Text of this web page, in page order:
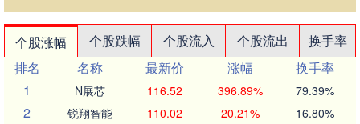
个股涨幅 个股跌幅 个股流入 个股流出
换手率
排名
名称 最新价 涨幅
换手率
1
N展芯 116.52 396.89% 79.39%
2 锐翔智能 110.02 20.21% 16.80%